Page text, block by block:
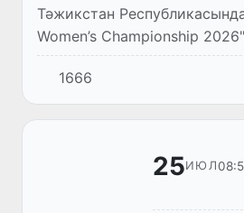
Тәжикстан
Women’s Championship
турнири жуўмақланды.
Өзбекстан U20 ҳаял-қызлар
командасы Тәжикстан U20
1666
25ИЮЛ